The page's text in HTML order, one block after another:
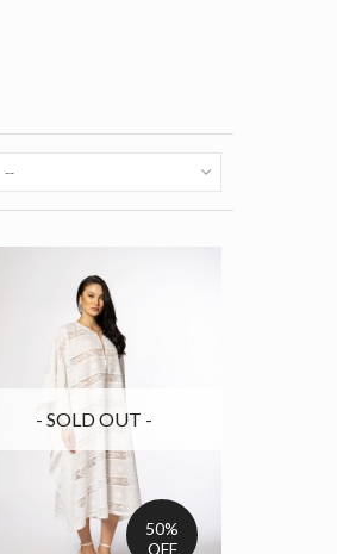
--
50%
OFF
- SOLD OUT -